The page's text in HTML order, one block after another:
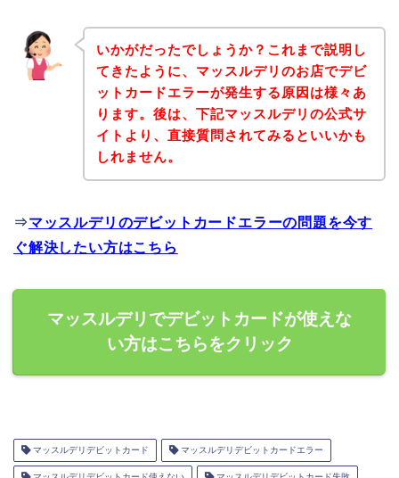
いかがだったでしょうか？これまで説明し
てきたように、マッスルデリのお店でデビ
ットカードエラーが発生する原因は様々あ
ります。後は、下記マッスルデリの公式サ
イトより、直接質問されてみるといいかも
しれません。
⇒マッスルデリのデビットカードエラーの問題を今す
ぐ解決したい方はこちら
マッスルデリでデビットカードが使えな
い方はこちらをクリック
マッスルデリデビットカード マッスルデリデビットカードエラー